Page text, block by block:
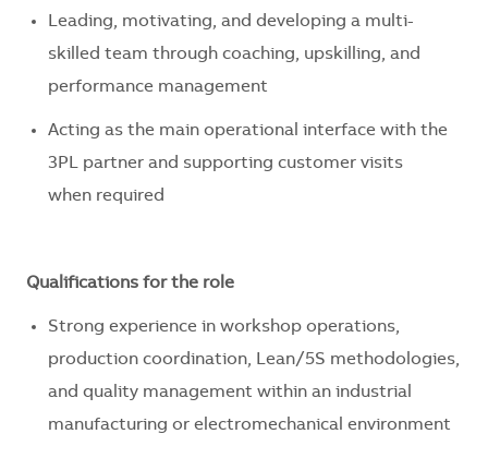
Leading, motivating, and developing a multi-
skilled team through coaching, upskilling, and
performance management
Acting as the main operational interface with the
3PL partner and supporting customer visits
when required
Qualifications for the role
Strong experience in workshop operations,
production coordination, Lean/5S methodologies,
and quality management within an industrial
manufacturing or electromechanical environment